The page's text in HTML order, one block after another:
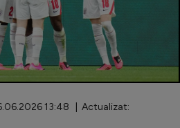
13:48 | Actualizat: